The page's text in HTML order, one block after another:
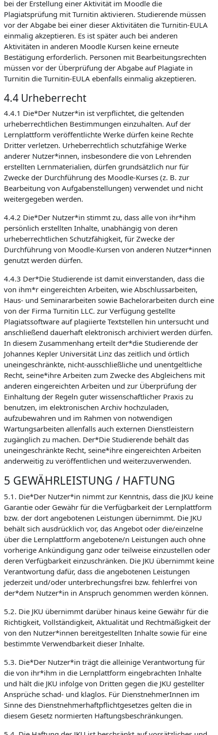
bei der Erstellung einer Aktivität im Moodle die
Plagiatsprüfung mit Turnitin aktivieren. Studierende müssen
vor der Abgabe bei einer dieser Aktivitäten die Turnitin-EULA
einmalig akzeptieren. Es ist später auch bei anderen
Aktivitäten in anderen Moodle Kursen keine erneute
Bestätigung erforderlich. Personen mit Bearbeitungsrechten
müssen vor der Überprüfung der Abgabe auf Plagiate in
Turnitin die Turnitin-EULA ebenfalls einmalig akzeptieren.
4.4 Urheberrecht
4.4.1 Die*Der Nutzer*in ist verpflichtet, die geltenden
urheberrechtlichen Bestimmungen einzuhalten. Auf der
Lernplattform veröffentlichte Werke dürfen keine Rechte
Dritter verletzen. Urheberrechtlich schutzfähige Werke
anderer Nutzer*innen, insbesondere die von Lehrenden
erstellten Lernmaterialien, dürfen grundsätzlich nur für
Zwecke der Durchführung des Moodle-Kurses (z. B. zur
Bearbeitung von Aufgabenstellungen) verwendet und nicht
weitergegeben werden.
4.4.2 Die*Der Nutzer*in stimmt zu, dass alle von ihr*ihm
persönlich erstellten Inhalte, unabhängig von deren
urheberrechtlichen Schutzfähigkeit, für Zwecke der
Durchführung von Moodle-Kursen von anderen Nutzer*innen
genutzt werden dürfen.
4.4.3 Der*Die Studierende ist damit einverstanden, dass die
von ihm*r eingereichten Arbeiten, wie Abschlussarbeiten,
Haus- und Seminararbeiten sowie Bachelorarbeiten durch eine
von der Firma Turnitin LLC. zur Verfügung gestellte
Plagiatssoftware auf plagiierte Textstellen hin untersucht und
anschließend dauerhaft elektronisch archiviert werden dürfen.
In diesem Zusammenhang erteilt der*die Studierende der
Johannes Kepler Universität Linz das zeitlich und örtlich
uneingeschränkte, nicht-ausschließliche und unentgeltliche
Recht, seine*ihre Arbeiten zum Zwecke des Abgleichens mit
anderen eingereichten Arbeiten und zur Überprüfung der
Einhaltung der Regeln guter wissenschaftlicher Praxis zu
benutzen, im elektronischen Archiv hochzuladen,
aufzubewahren und im Rahmen von notwendigen
Wartungsarbeiten allenfalls auch externen Dienstleistern
zugänglich zu machen. Der*Die Studierende behält das
uneingeschränkte Recht, seine*ihre eingereichten Arbeiten
anderweitig zu veröffentlichen und weiterzuverwenden.
5 GEWÄHRLEISTUNG / HAFTUNG
5.1. Die*Der Nutzer*in nimmt zur Kenntnis, dass die JKU keine
Garantie oder Gewähr für die Verfügbarkeit der Lernplattform
bzw. der dort angebotenen Leistungen übernimmt. Die JKU
behält sich ausdrücklich vor, das Angebot oder die/einzelne
über die Lernplattform angebotene/n Leistungen auch ohne
vorherige Ankündigung ganz oder teilweise einzustellen oder
deren Verfügbarkeit einzuschränken. Die JKU übernimmt keine
Verantwortung dafür, dass die angebotenen Leistungen
jederzeit und/oder unterbrechungsfrei bzw. fehlerfrei von
der*dem Nutzer*in in Anspruch genommen werden können.
5.2. Die JKU übernimmt darüber hinaus keine Gewähr für die
Richtigkeit, Vollständigkeit, Aktualität und Rechtmäßigkeit der
von den Nutzer*innen bereitgestellten Inhalte sowie für eine
bestimmte Verwendbarkeit dieser Inhalte.
5.3. Die*Der Nutzer*in trägt die alleinige Verantwortung für
die von ihr*ihm in die Lernplattform eingebrachten Inhalte
und hält die JKU infolge von Dritten gegen die JKU gestellter
Ansprüche schad- und klaglos. Für DienstnehmerInnen im
Sinne des Dienstnehmerhaftpflichtgesetzes gelten die in
diesem Gesetz normierten Haftungsbeschränkungen.